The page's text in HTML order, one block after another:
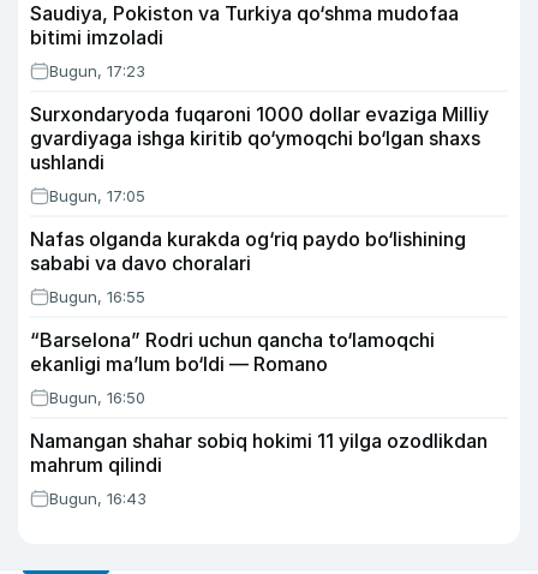
Saudiya, Pokiston va Turkiya qo‘shma mudofaa
bitimi imzoladi
Bugun, 17:23
Surxondaryoda fuqaroni 1000 dollar evaziga Milliy
gvardiyaga ishga kiritib qo‘ymoqchi bo‘lgan shaxs
ushlandi
Bugun, 17:05
Nafas olganda kurakda og‘riq paydo bo‘lishining
sababi va davo choralari
Bugun, 16:55
“Barselona” Rodri uchun qancha to‘lamoqchi
ekanligi ma’lum bo‘ldi — Romano
Bugun, 16:50
Namangan shahar sobiq hokimi 11 yilga ozodlikdan
mahrum qilindi
Bugun, 16:43